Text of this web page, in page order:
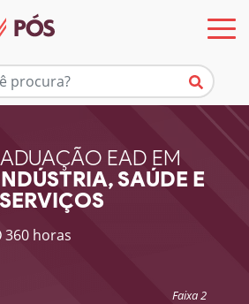
EAD EM
SAÚDE E
SERVIÇOS
360 horas
Faixa 2
informações